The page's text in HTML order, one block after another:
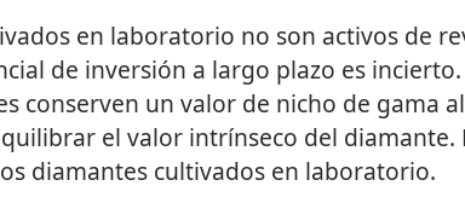
en laboratorio no son activos de
de inversión a largo plazo es
conserven un valor de nicho de gama
el valor intrínseco del
diamantes cultivados en laboratorio.